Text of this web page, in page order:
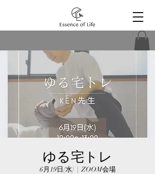
ゆる宅トレ
6月19日(水)
  |
ZOOM会場